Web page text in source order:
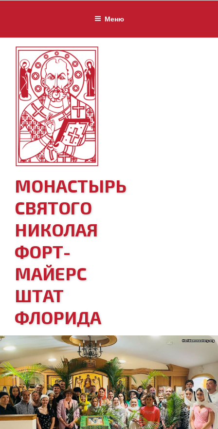
Меню
МОНАСТЫРЬ
СВЯТОГО
НИКОЛАЯ
ФОРТ-
МАЙЕРС
ШТАТ
ФЛОРИДА